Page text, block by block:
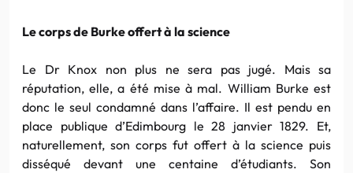
Le corps de Burke offert à la science
Le Dr Knox non plus ne sera pas jugé. Mais sa
réputation, elle, a été mise à mal. William Burke est
donc le seul condamné dans l’affaire. Il est pendu en
place publique d’Edimbourg le 28 janvier 1829. Et,
naturellement, son corps fut offert à la science puis
disséqué devant une centaine d’étudiants. Son